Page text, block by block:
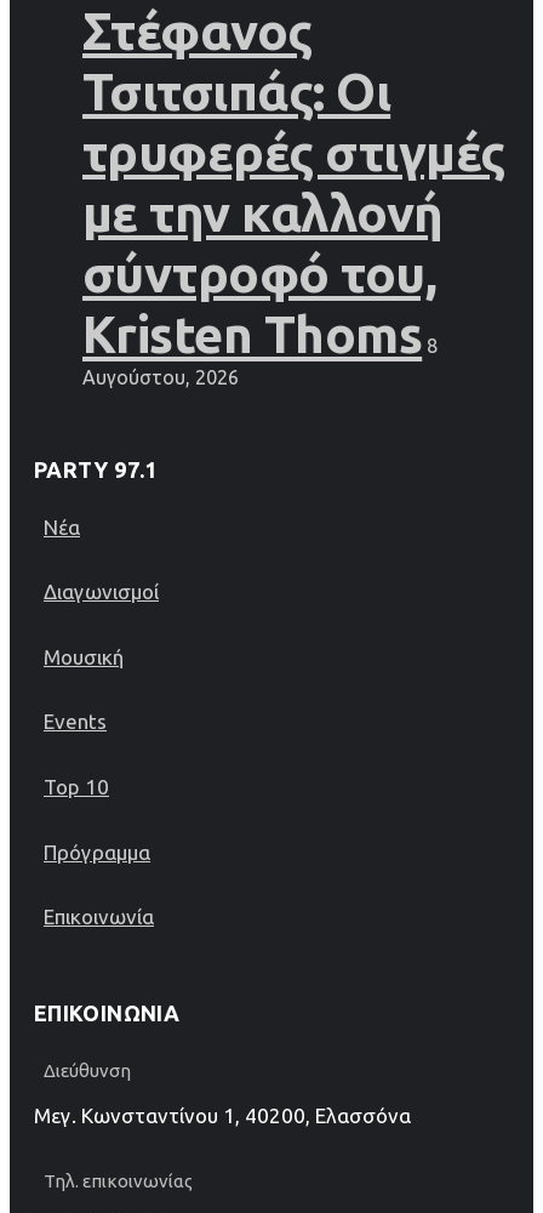
Στέφανος
Τσιτσιπάς: Οι
τρυφερές στιγμές
με την καλλονή
σύντροφό του,
Kristen Thoms 8
Αυγούστου, 2026
PARTY 97.1
Νέα
Διαγωνισμοί
Μουσική
Events
Top 10
Πρόγραμμα
Επικοινωνία
ΕΠΙΚΟΙΝΩΝΊΑ
Διεύθυνση
Μεγ. Κωνσταντίνου 1, 40200, Ελασσόνα
Τηλ. επικοινωνίας